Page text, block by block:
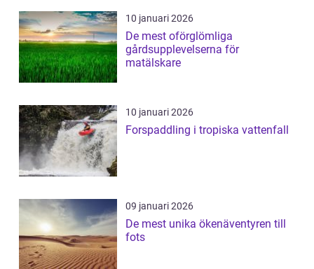
10 januari 2026
De mest oförglömliga
gårdsupplevelserna för
matälskare
10 januari 2026
Forspaddling i tropiska vattenfall
09 januari 2026
De mest unika ökenäventyren till
fots